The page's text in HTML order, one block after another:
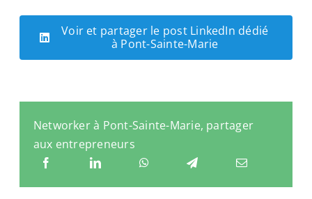
Voir et partager le post LinkedIn dédié
à Pont-Sainte-Marie
Networker à Pont-Sainte-Marie, partager
aux entrepreneurs